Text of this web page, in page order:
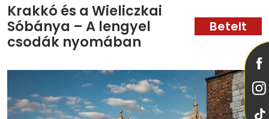
Krakkó és a Wieliczkai
Sóbánya – A lengyel
csodák nyomában